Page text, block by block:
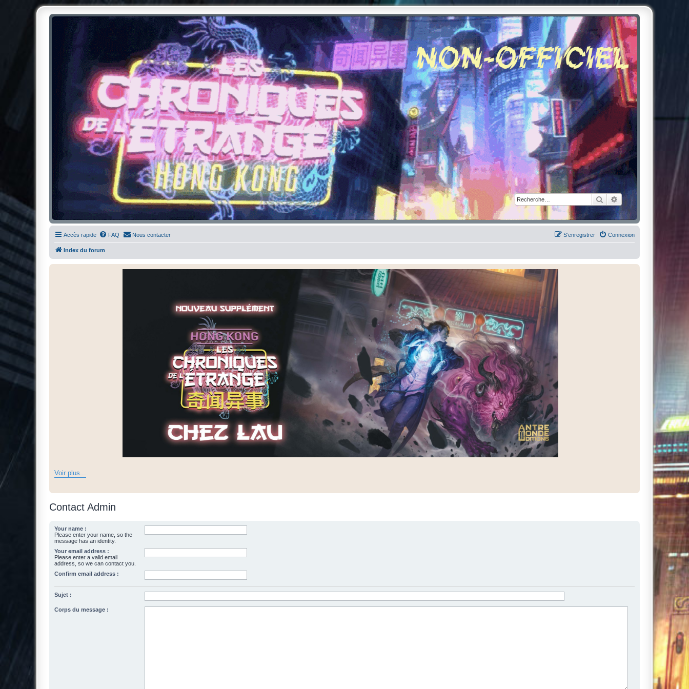
RechercherRecherche avancée
Chroniques de l'Étrange NO
Pour les amateurs des Chroniques de l'Étrange
Accès rapide FAQ Nous contacter Connexion
S’enregistrer
Index du forum
Voir plus...
Contact Admin
Your name :
Please enter your name, so the
message has an identity.
Your email address :
Please enter a valid email
address, so we can contact you.
Confirm email address :
Sujet :
Corps du message :